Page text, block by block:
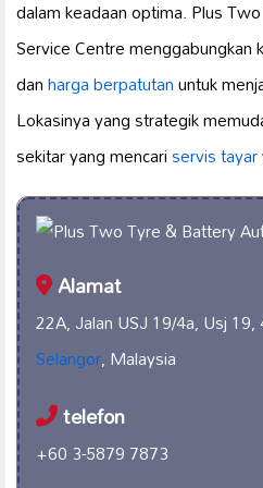
dalam keadaan optima. Plus
Service Centre menggabungkan
danharga berpatutanuntuk
Lokasinya yang strategik
sekitar yang mencariservis tayar
Alamat
22A, Jalan USJ 19/4a, Usj
Selangor, Malaysia
telefon
+60 3-5879 7873